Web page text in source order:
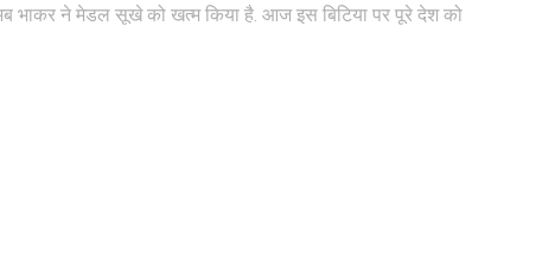
भाकर ने मेडल सूखे को खत्म किया है. आज इस बिटिया पर पूरे देश को